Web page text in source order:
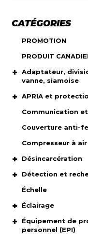
CATÉGORIES
PROMOTION
PRODUIT
Adaptateur,
vanne, siamoise
APRIA et
Communication
Couverture anti-
Compresseur à air
Désincarcération
Détection et
Échelle
Éclairage
Équipement de
personnel (EPI)